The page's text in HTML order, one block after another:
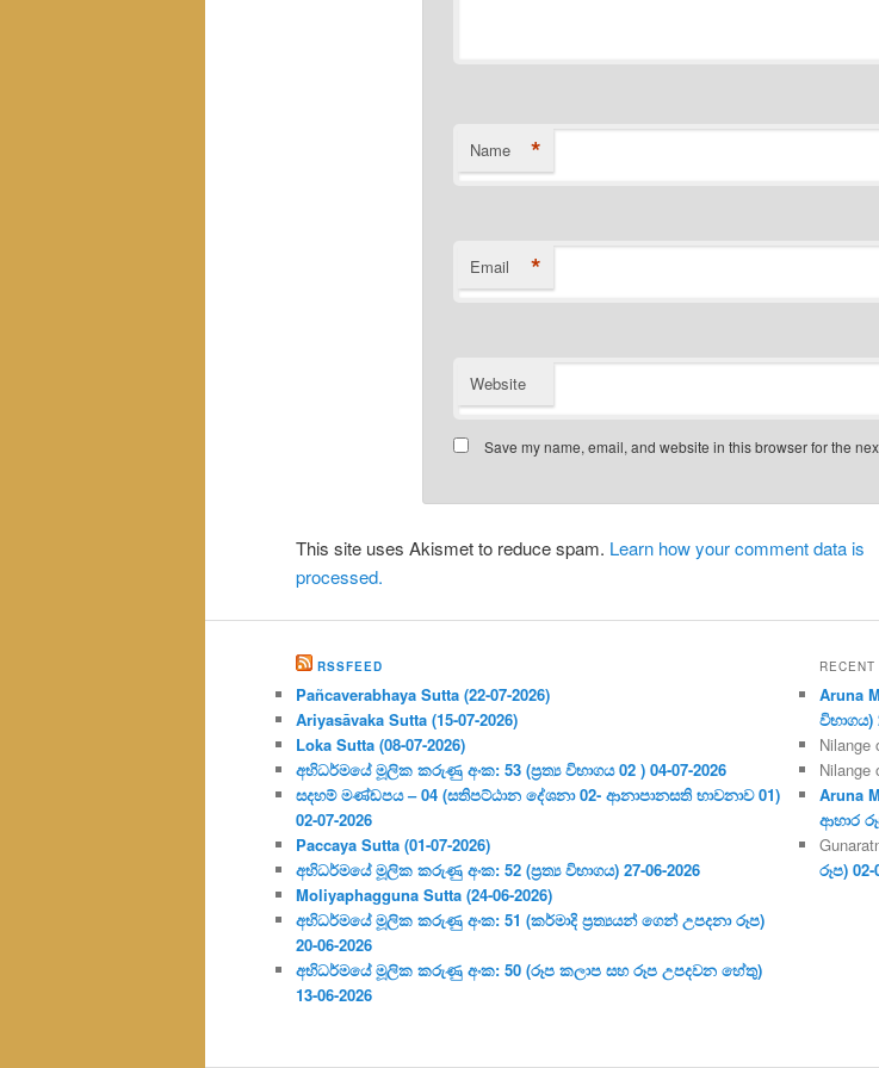
Name *
Email *
Website
Save my name, email, and website in this browser for the
This site uses Akismet to reduce spam. Learn how your comment data is
processed.
RSSFEED
Pañcaverabhaya Sutta (22-07-2026)
Ariyasāvaka Sutta (15-07-2026)
Loka Sutta (08-07-2026)
අභිධර්මයේ මූලික කරුණු අංක: 53 (ප්‍ර‍ත්‍ය විභාගය 02 ) 04-07-2026
සදහම් මණ්ඩපය – 04 (සතිපට්ඨාන දේශනා 02- ආනාපානසති භාවනාව 01)
02-07-2026
Paccaya Sutta (01-07-2026)
අභිධර්මයේ මූලික කරුණු අංක: 52 (ප්‍ර‍ත්‍ය විභාගය) 27-06-2026
Moliyaphagguna Sutta (24-06-2026)
අභිධර්මයේ මූලික කරුණු අංක: 51 (කර්මාදි ප්‍ර‍ත්‍යයන් ගෙන් උපදනා රූප)
20-06-2026
අභිධර්මයේ මූලික කරුණු අංක: 50 (රූප කලාප සහ රූප උපදවන හේතු)
13-06-2026
Aruna
විභාගය)
Nilange
Nilange
Aruna
ආහාර
රූප) 02-